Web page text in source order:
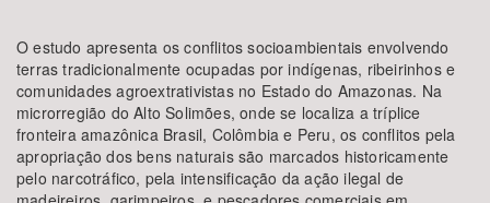
O estudo apresenta os conflitos socioambientais envolvendo
terras tradicionalmente ocupadas por indígenas, ribeirinhos e
comunidades agroextrativistas no Estado do Amazonas. Na
microrregião do Alto Solimões, onde se localiza a tríplice
fronteira amazônica Brasil, Colômbia e Peru, os conflitos pela
apropriação dos bens naturais são marcados historicamente
pelo narcotráfico, pela intensificação da ação ilegal de